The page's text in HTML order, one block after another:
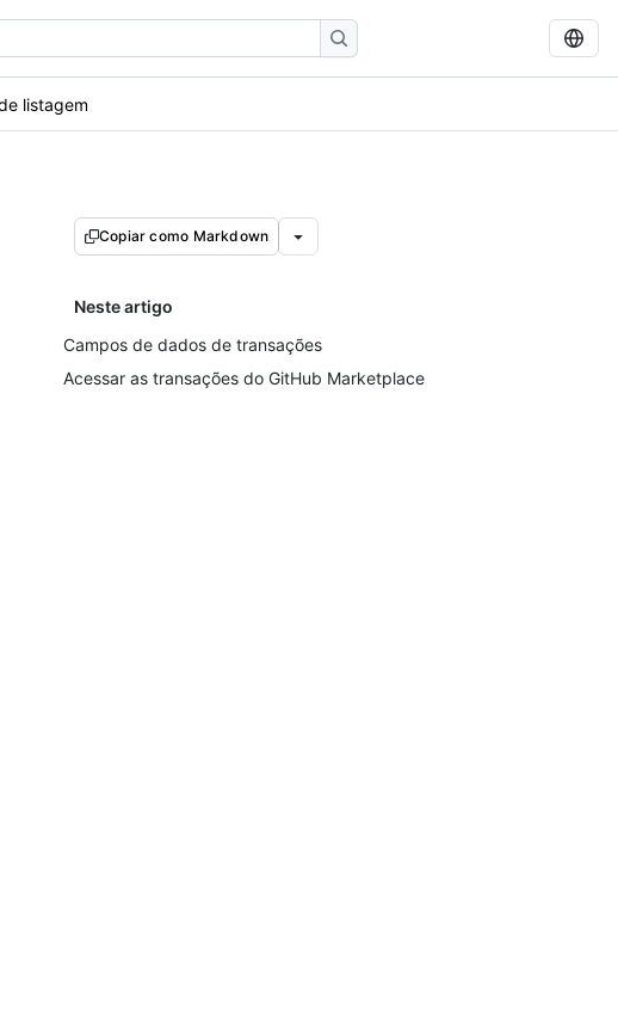
listagem
Copiar como Markdown
Neste artigo
Campos de dados de transações
Acessar as transações do GitHub Marketplace